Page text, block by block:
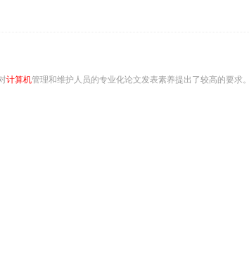
计算机管理和维护人员的专业化论文发表素养提出了较高的要求。